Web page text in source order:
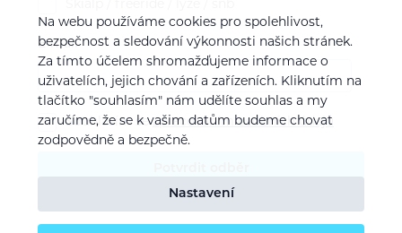
E-mail
Souhlasím sezpracováním osobních údajů
Na webu používáme cookies pro spolehlivost,
bezpečnost a sledování výkonnosti našich stránek.
Za tímto účelem shromažďujeme informace o
uživatelích, jejich chování a zařízeních. Kliknutím na
tlačítko "souhlasím" nám udělíte souhlas a my
zaručíme, že se k vašim datům budeme chovat
zodpovědně a bezpečně.
Nastavení